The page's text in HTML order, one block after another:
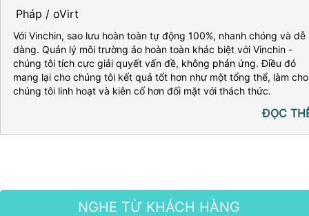
Pháp / oVirt
Với Vinchin, sao lưu hoàn toàn tự động 100%, nhanh chóng và dễ
dàng. Quản lý môi trường ảo hoàn toàn khác biệt với Vinchin -
chúng tôi tích cực giải quyết vấn đề, không phản ứng. Điều đó
mang lại cho chúng tôi kết quả tốt hơn như một tổng thể, làm cho
chúng tôi linh hoạt và kiên cố hơn đối mặt với thách thức.
ĐỌC
NGHE TỪ KHÁCH HÀNG